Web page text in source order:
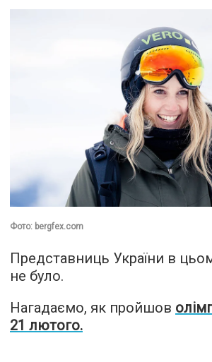
Фото: bergfex.com
Представниць України в
не було.
Нагадаємо, як пройшов
21 лютого.